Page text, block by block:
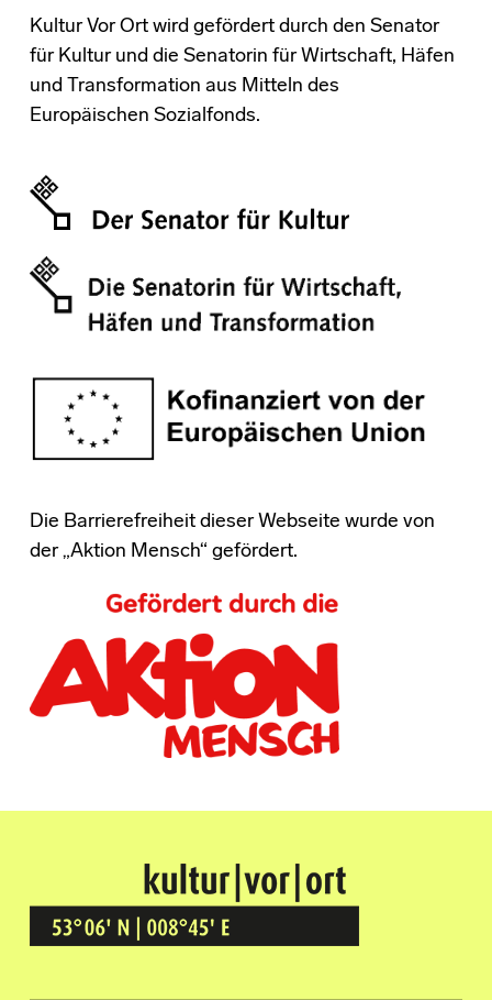
Kultur Vor Ort wird gefördert durch den Senator
für Kultur und die Senatorin für Wirtschaft, Häfen
und Transformation aus Mitteln des
Europäischen Sozialfonds.
Die Barrierefreiheit dieser Webseite wurde von
der „Aktion Mensch“ gefördert.
Kultur Vor Ort
BREMEN GRÖPELINGEN